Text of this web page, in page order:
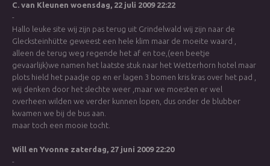
C. van Kleunen woensdag, 22 juli 2009 22:22
-
Hallo leuke site wij zijn pas terug uit Grindelwald wij zijn naar de
Glecksteinhütte geweest een hele klim maar de moeite waard ,
alleen de terug weg regende het af en toe,(een beetje
gevaarlijk)we namen het laatste stuk naar het Wetterhorn hotel maar
plots hield het paadje op en er lagen 3 bomen kris kras over het pad ,
wij denken door het slechte weer ,maar we moesten er wel
overheen wilden we verder kunnen lopen, dus onder de blubber
kwamen we bij de bus aan.
maar toch een mooie tocht.
Will en Yvonne zaterdag, 27 juni 2009 22:20
-